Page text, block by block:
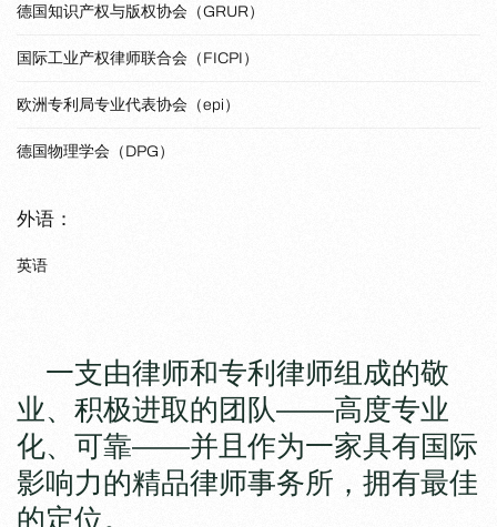
德国知识产权与版权协会（GRUR）
国际工业产权律师联合会（FICPI）
欧洲专利局专业代表协会（epi）
德国物理学会（DPG）
外语：
英语
一支由律师和专利律师组成的敬
业、积极进取的团队——高度专业
化、可靠——并且作为一家具有国际
影响力的精品律师事务所，拥有最佳
的定位。